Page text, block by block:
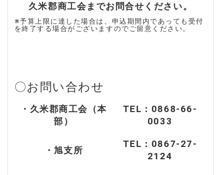
久米郡商工会までお問合せください。
※予算上限に達した場合は、申込期間内であっても受付
を終了する場合がございますのでご留意ください。
〇お問い合わせ
・久米郡商工会（本
部）
TEL：0868-66-
0033
・旭支所
TEL：0867-27-
2124